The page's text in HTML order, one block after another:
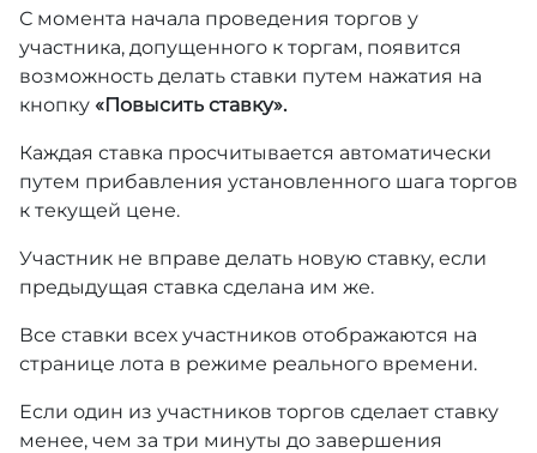
С момента начала проведения торгов у
участника, допущенного к торгам, появится
возможность делать ставки путем нажатия на
кнопку «Повысить ставку».
Каждая ставка просчитывается автоматически
путем прибавления установленного шага торгов
к текущей цене.
Участник не вправе делать новую ставку, если
предыдущая ставка сделана им же.
Все ставки всех участников отображаются на
странице лота в режиме реального времени.
Если один из участников торгов сделает ставку
менее, чем за три минуты до завершения